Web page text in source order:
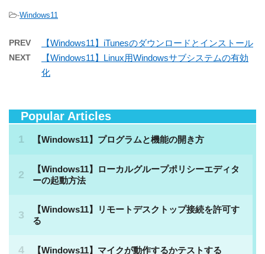
-Windows11
PREV 【Windows11】iTunesのダウンロードとインストール
NEXT
【Windows11】Linux用Windowsサブシステムの有効
化
Popular Articles